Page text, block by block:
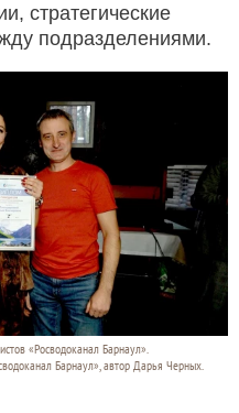
стратегические
подразделениями.
«Росводоканал Барнаул».
Барнаул», автор Дарья Черных.